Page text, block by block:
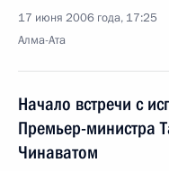
17 июня 2006 года, 17:25
Алма-Ата
Начало встречи с
Премьер-министра
Чинаватом